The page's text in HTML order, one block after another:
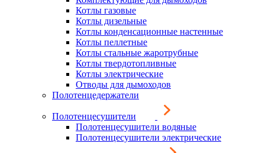
Котлы газовые
Котлы дизельные
Котлы конденсационные настенные
Котлы пеллетные
Котлы стальные жаротрубные
Котлы твердотопливные
Котлы электрические
Отводы для дымоходов
Полотенцедержатели
Полотенцесушители
Полотенцесушители водяные
Полотенцесушители электрические